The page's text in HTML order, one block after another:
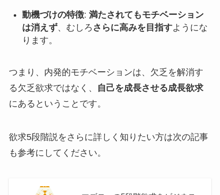
動機づけの特徴: 満たされてもモチベーション
は消えず、むしろ さらに高みを目指すようにな
ります。
つまり、内発的モチベーションは、欠乏を解消す
る欠乏欲求ではなく、
自己を成長させる成長欲求
にあるということです。
欲求5段階説をさらに詳しく知りたい方は次の記事
も参考にしてください。